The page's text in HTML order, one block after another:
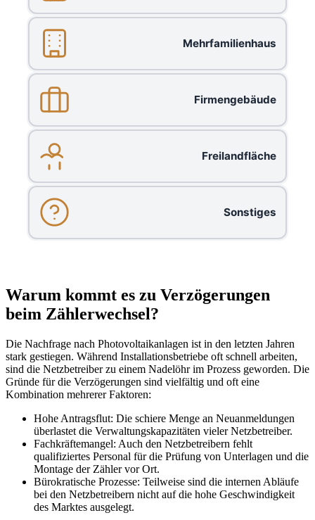
Mehrfamilienhaus
Firmengebäude
Freilandfläche
Sonstiges
Warum kommt es zu Verzögerungen
beim Zählerwechsel?
Die Nachfrage nach Photovoltaikanlagen ist in den letzten Jahren
stark gestiegen. Während Installationsbetriebe oft schnell arbeiten,
sind die Netzbetreiber zu einem Nadelöhr im Prozess geworden. Die
Gründe für die Verzögerungen sind vielfältig und oft eine
Kombination mehrerer Faktoren:
Hohe Antragsflut: Die schiere Menge an Neuanmeldungen
überlastet die Verwaltungskapazitäten vieler Netzbetreiber.
Fachkräftemangel: Auch den Netzbetreibern fehlt
qualifiziertes Personal für die Prüfung von Unterlagen und die
Montage der Zähler vor Ort.
Bürokratische Prozesse: Teilweise sind die internen Abläufe
bei den Netzbetreibern nicht auf die hohe Geschwindigkeit
des Marktes ausgelegt.